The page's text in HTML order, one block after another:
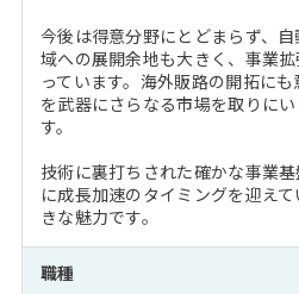
今後は得意分野にとどまらず、
域への展開余地も大きく、事業
っています。海外販路の開拓に
を武器にさらなる市場を取りに
す。
技術に裏打ちされた確かな事業
に成長加速のタイミングを迎え
きな魅力です。
職種